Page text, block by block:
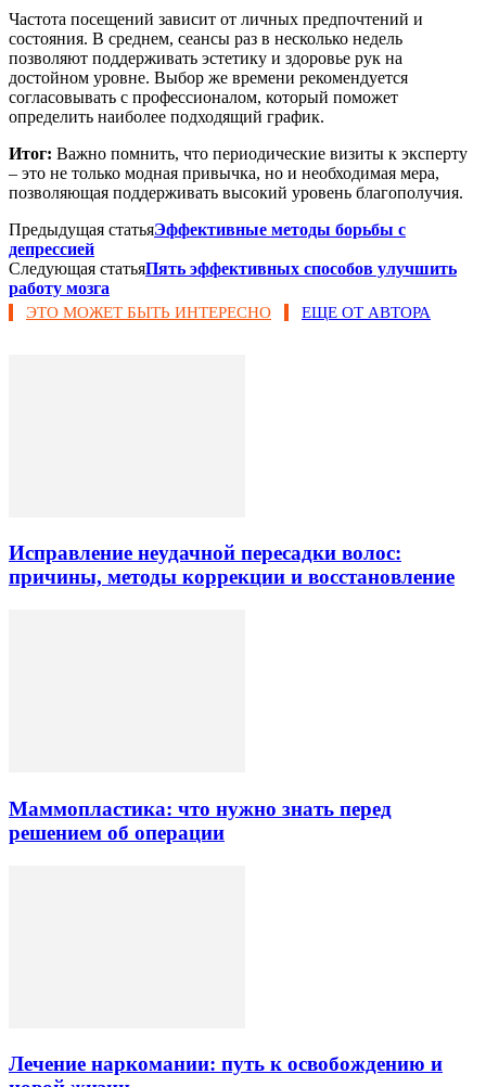
Частота посещений зависит от личных предпочтений и
состояния. В среднем, сеансы раз в несколько недель
позволяют поддерживать эстетику и здоровье рук на
достойном уровне. Выбор же времени рекомендуется
согласовывать с профессионалом, который поможет
определить наиболее подходящий график.
Итог: Важно помнить, что периодические визиты к эксперту
– это не только модная привычка, но и необходимая мера,
позволяющая поддерживать высокий уровень благополучия.
Предыдущая статьяЭффективные методы борьбы с
депрессией
Следующая статьяПять эффективных способов улучшить
работу мозга
ЭТО МОЖЕТ БЫТЬ ИНТЕРЕСНО ЕЩЕ ОТ АВТОРА
Исправление неудачной пересадки волос:
причины, методы коррекции и восстановление
Маммопластика: что нужно знать перед
решением об операции
Лечение наркомании: путь к освобождению и